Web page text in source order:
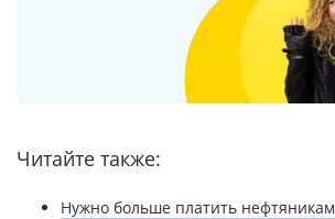
Читайте также:
Нужно больше платить нефтяникам